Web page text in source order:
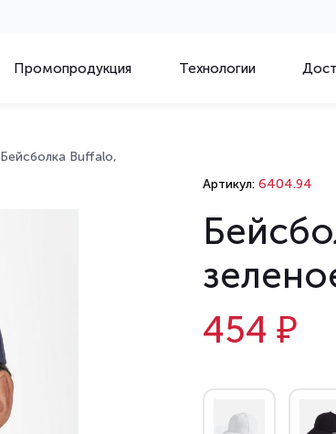
Промопродукция Технологии
Бейсболка Buffalo,
Артикул:6404.94
454 ₽